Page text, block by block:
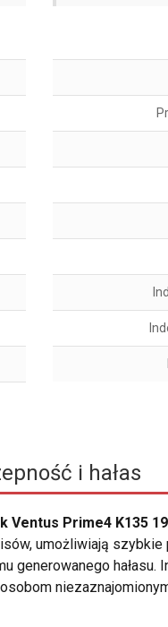
i hałas
Ventus Prime4 K135
umożliwiają